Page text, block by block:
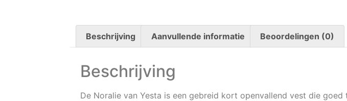
Beschrijving Aanvullende informatie Beoordelingen (0)
Beschrijving
De Noralie van Yesta is een gebreid kort openvallend vest die